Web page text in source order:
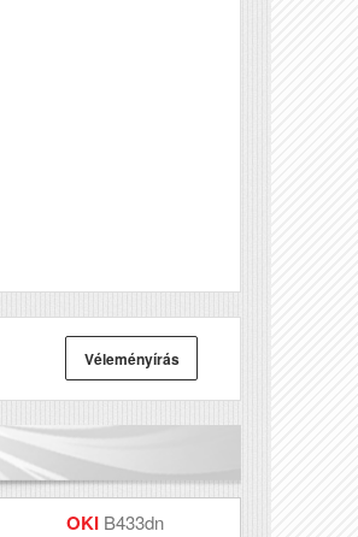
Véleményírás
OKI B433dn